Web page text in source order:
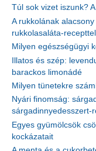
Túl sok vizet iszunk?
A rukkolának
rukkolasaláta-recepttel
Milyen egészségügyi
Illatos és szép:
barackos limonádé
Milyen tünetekre
Nyári finomság:
sárgadinnyedesszert-
Egyes gyümölcsök
kockázatait